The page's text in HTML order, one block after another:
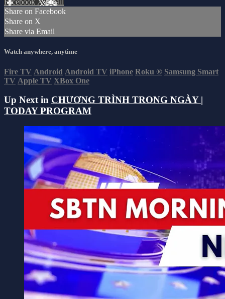
Facebook XEmail
Share on Facebook
Share on X
Share via Email
Watch anywhere, anytime
Fire TV Android Android TV iPhone Roku ® Samsung Smart
TV Apple TV XBox One
Up Next in CHƯƠNG TRÌNH TRONG NGÀY |
TODAY PROGRAM